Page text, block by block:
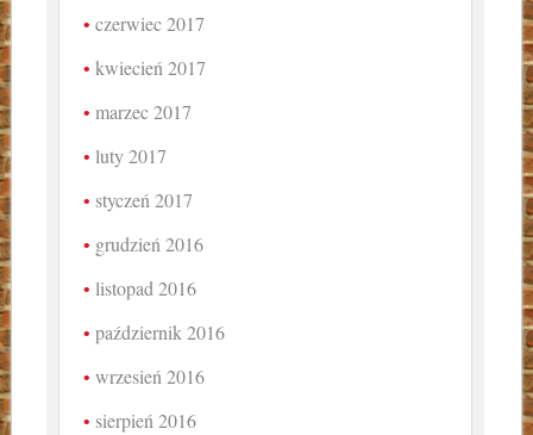
czerwiec 2017
kwiecień 2017
marzec 2017
luty 2017
styczeń 2017
grudzień 2016
listopad 2016
październik 2016
wrzesień 2016
sierpień 2016